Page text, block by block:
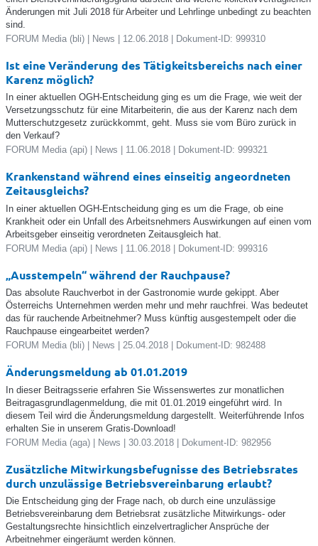
Änderungen mit Juli 2018 für Arbeiter und Lehrlinge unbedingt zu beachten
sind.
FORUM Media (bli) | News | 12.06.2018 | Dokument-ID: 999310
Ist eine Veränderung des Tätigkeitsbereichs nach einer
Karenz möglich?
In einer aktuellen OGH-Entscheidung ging es um die Frage, wie weit der
Versetzungsschutz für eine Mitarbeiterin, die aus der Karenz nach dem
Mutterschutzgesetz zurückkommt, geht. Muss sie vom Büro zurück in
den Verkauf?
FORUM Media (api) | News | 11.06.2018 | Dokument-ID: 999321
Krankenstand während eines einseitig angeordneten
Zeitausgleichs?
In einer aktuellen OGH-Entscheidung ging es um die Frage, ob eine
Krankheit oder ein Unfall des Arbeitsnehmers Auswirkungen auf einen vom
Arbeitsgeber einseitig verordneten Zeitausgleich hat.
FORUM Media (api) | News | 11.06.2018 | Dokument-ID: 999316
„Ausstempeln“ während der Rauchpause?
Das absolute Rauchverbot in der Gastronomie wurde gekippt. Aber
Österreichs Unternehmen werden mehr und mehr rauchfrei. Was bedeutet
das für rauchende Arbeitnehmer? Muss künftig ausgestempelt oder die
Rauchpause eingearbeitet werden?
FORUM Media (bli) | News | 25.04.2018 | Dokument-ID: 982488
Änderungsmeldung ab 01.01.2019
In dieser Beitragsserie erfahren Sie Wissenswertes zur monatlichen
Beitragasgrundlagenmeldung, die mit 01.01.2019 eingeführt wird. In
diesem Teil wird die Änderungsmeldung dargestellt. Weiterführende Infos
erhalten Sie in unserem Gratis-Download!
FORUM Media (aga) | News | 30.03.2018 | Dokument-ID: 982956
Zusätzliche Mitwirkungsbefugnisse des Betriebsrates
durch unzulässige Betriebsvereinbarung erlaubt?
Die Entscheidung ging der Frage nach, ob durch eine unzulässige
Betriebsvereinbarung dem Betriebsrat zusätzliche Mitwirkungs- oder
Gestaltungsrechte hinsichtlich einzelvertraglicher Ansprüche der
Arbeitnehmer eingeräumt werden können.